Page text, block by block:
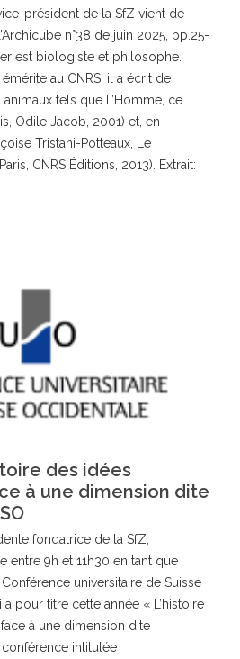
président de la SfZ vient de
n°38 de juin 2025, pp.25-
est biologiste et philosophe.
au CNRS, il a écrit de
tels que L’Homme, ce
Odile Jacob, 2001) et, en
Tristani-Potteaux, Le
CNRS Éditions, 2013). Extrait:
des idées
à une dimension dite
fondatrice de la SfZ,
entre 9h et 11h30 en tant que
universitaire de Suisse
pour titre cette année « L’histoire
à une dimension dite
intitulée